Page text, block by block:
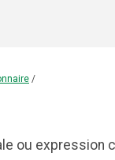
/
ou expression